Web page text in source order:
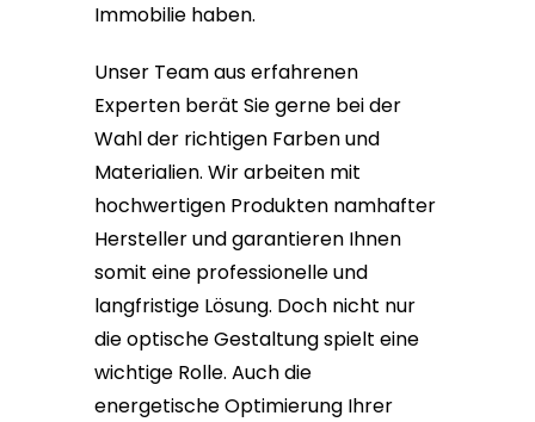
Immobilie haben.
Unser Team aus erfahrenen
Experten berät Sie gerne bei der
Wahl der richtigen Farben und
Materialien. Wir arbeiten mit
hochwertigen Produkten namhafter
Hersteller und garantieren Ihnen
somit eine professionelle und
langfristige Lösung. Doch nicht nur
die optische Gestaltung spielt eine
wichtige Rolle. Auch die
energetische Optimierung Ihrer